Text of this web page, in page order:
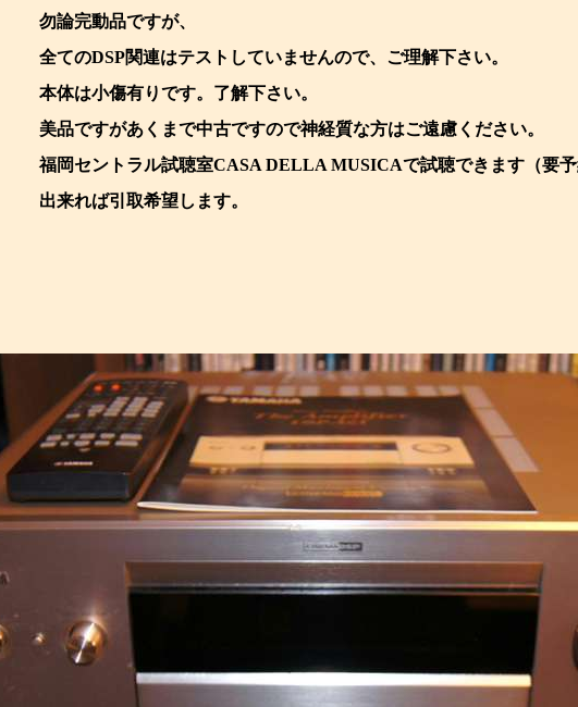
勿論完動品ですが、
全てのDSP関連はテストしていませんので、ご理解下さい。
本体は小傷有りです。了解下さい。
美品ですがあくまで中古ですので神経質な方はご遠慮ください。
福岡セントラル試聴室CASA DELLA MUSICAで試聴できます（要
出来れば引取希望します。